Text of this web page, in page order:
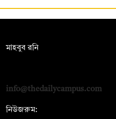
মাহবুব রনি
info@thedailycampus.com
নিউজরুম: